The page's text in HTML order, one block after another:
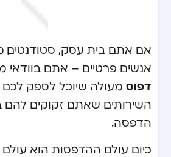
אם אתם בית עסק, סטודנטים,
אנשים פרטיים – אתם
דפוס מעולה שיוכל לספק
השירותים שאתם זקוקים להם
הדפסה.
כיום עולם ההדפסות הוא עולם